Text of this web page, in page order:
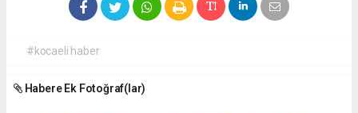
#kocaeli haber
Habere Ek Fotoğraf(lar)